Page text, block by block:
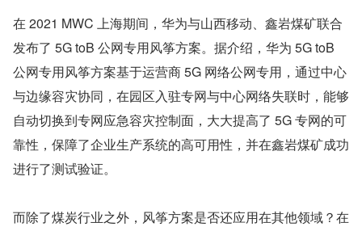
在 2021 MWC 上海期间，华为与山西移动、鑫岩煤矿联合
发布了 5G toB 公网专用风筝方案。据介绍，华为 5G toB
公网专用风筝方案基于运营商 5G 网络公网专用，通过中心
与边缘容灾协同，在园区入驻专网与中心网络失联时，能够
自动切换到专网应急容灾控制面，大大提高了 5G 专网的可
靠性，保障了企业生产系统的高可用性，并在鑫岩煤矿成功
进行了测试验证。
而除了煤炭行业之外，风筝方案是否还应用在其他领域？在